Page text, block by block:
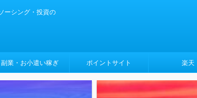
ーシング・投資の
副業・お小遣い稼ぎ ポイントサイト 楽天